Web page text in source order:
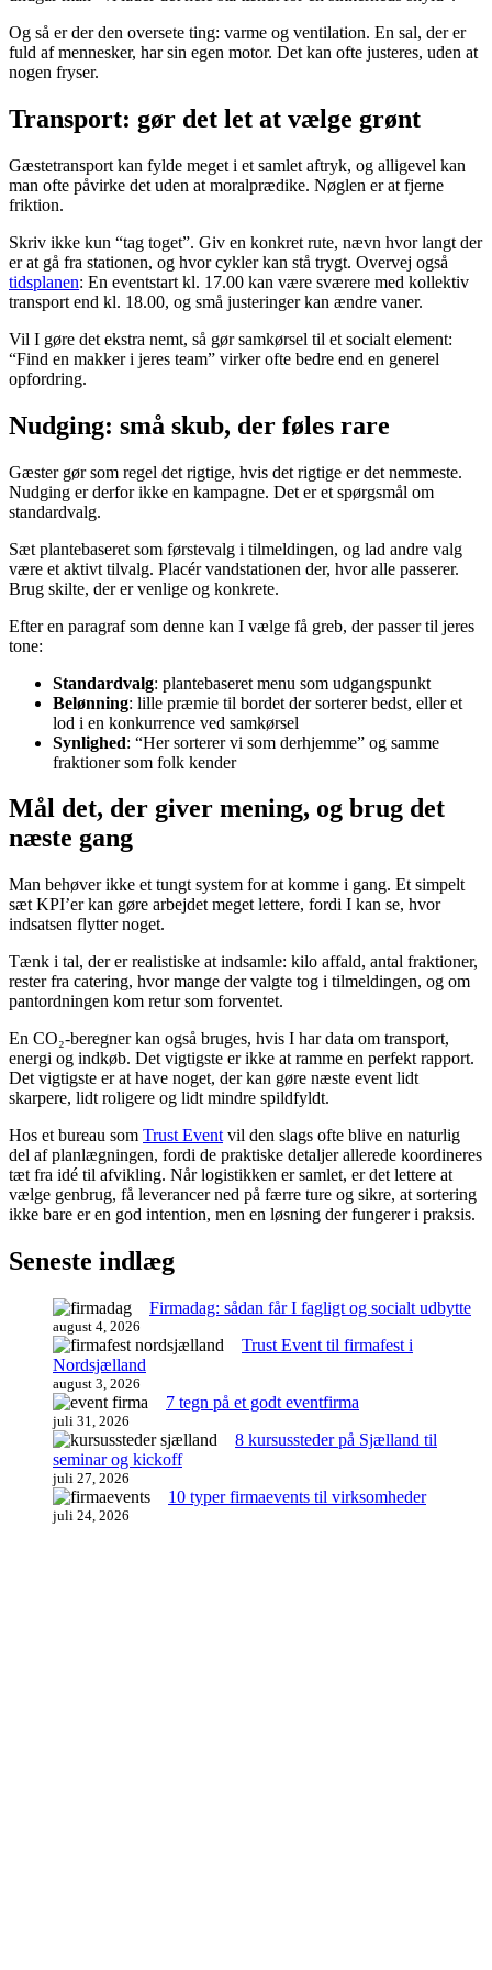
Og så er der den oversete ting: varme og ventilation. En sal, der er
fuld af mennesker, har sin egen motor. Det kan ofte justeres, uden at
nogen fryser.
Transport: gør det let at vælge grønt
Gæstetransport kan fylde meget i et samlet aftryk, og alligevel kan
man ofte påvirke det uden at moralprædike. Nøglen er at fjerne
friktion.
Skriv ikke kun “tag toget”. Giv en konkret rute, nævn hvor langt der
er at gå fra stationen, og hvor cykler kan stå trygt. Overvej også
tidsplanen: En eventstart kl. 17.00 kan være sværere med kollektiv
transport end kl. 18.00, og små justeringer kan ændre vaner.
Vil I gøre det ekstra nemt, så gør samkørsel til et socialt element:
“Find en makker i jeres team” virker ofte bedre end en generel
opfordring.
Nudging: små skub, der føles rare
Gæster gør som regel det rigtige, hvis det rigtige er det nemmeste.
Nudging er derfor ikke en kampagne. Det er et spørgsmål om
standardvalg.
Sæt plantebaseret som førstevalg i tilmeldingen, og lad andre valg
være et aktivt tilvalg. Placér vandstationen der, hvor alle passerer.
Brug skilte, der er venlige og konkrete.
Efter en paragraf som denne kan I vælge få greb, der passer til jeres
tone:
Standardvalg: plantebaseret menu som udgangspunkt
Belønning: lille præmie til bordet der sorterer bedst, eller et
lod i en konkurrence ved samkørsel
Synlighed: “Her sorterer vi som derhjemme” og samme
fraktioner som folk kender
Mål det, der giver mening, og brug det
næste gang
Man behøver ikke et tungt system for at komme i gang. Et simpelt
sæt KPI’er kan gøre arbejdet meget lettere, fordi I kan se, hvor
indsatsen flytter noget.
Tænk i tal, der er realistiske at indsamle: kilo affald, antal fraktioner,
rester fra catering, hvor mange der valgte tog i tilmeldingen, og om
pantordningen kom retur som forventet.
En CO₂-beregner kan også bruges, hvis I har data om transport,
energi og indkøb. Det vigtigste er ikke at ramme en perfekt rapport.
Det vigtigste er at have noget, der kan gøre næste event lidt
skarpere, lidt roligere og lidt mindre spildfyldt.
Hos et bureau som Trust Event vil den slags ofte blive en naturlig
del af planlægningen, fordi de praktiske detaljer allerede koordineres
tæt fra idé til afvikling. Når logistikken er samlet, er det lettere at
vælge genbrug, få leverancer ned på færre ture og sikre, at sortering
ikke bare er en god intention, men en løsning der fungerer i praksis.
Seneste indlæg
Firmadag: sådan får I fagligt og socialt udbytte
august 4, 2026
Trust Event til firmafest i
Nordsjælland
august 3, 2026
7 tegn på et godt eventfirma
juli 31, 2026
8 kursussteder på Sjælland til
seminar og kickoff
juli 27, 2026
10 typer firmaevents til virksomheder
juli 24, 2026